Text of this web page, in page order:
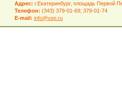
Адрес: г.Екатеринбург, площадь Первой
Телефон: (343) 379-01-69; 379-01-74
E-mail: info@vep.ru